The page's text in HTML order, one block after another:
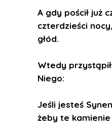
A gdy pościł już
czterdzieści
głód.
Wtedy
Niego:
Jeśli jesteś
żeby te kamienie